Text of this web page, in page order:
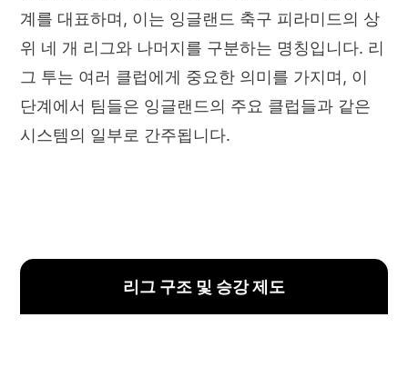
계를 대표하며, 이는 잉글랜드 축구 피라미드의 상
위 네 개 리그와 나머지를 구분하는 명칭입니다. 리
그 투는 여러 클럽에게 중요한 의미를 가지며, 이
단계에서 팀들은 잉글랜드의 주요 클럽들과 같은
시스템의 일부로 간주됩니다.
리그 구조 및 승강 제도